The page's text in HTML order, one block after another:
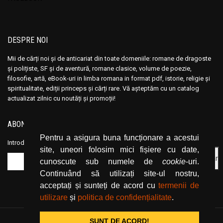
Pentru a asigura buna funcționare a acestui
site, uneori folosim mici fișiere cu date,
cunoscute sub numele de cookie-uri.
Continuând să utilizați site-ul nostru,
acceptați și sunteți de acord cutermenii de
utilizare și politica de confidențialitate.
SUNT DE ACORD!
Anatolie Panis
Anca Dan
Andocide
Andre Clot
Andre Felibien
Andre Leroi-Gourhan
Andre Malraux
Andre Maurois
Anatolie Panis
Anca Dan
Andocide
Andre Clot
Andre Felibien
Andre Leroi-Gourhan
Andre Malraux
Andre Maurois
DESPRE NOI
Mii de cărți noi și de anticariat din toate domeniile: romane de dragoste
și polițiste, SF și de aventură, romane clasice, volume de poezie,
filosofie, artă, eBook-uri in limba romana in format pdf, istorie, religie și
spiritualitate, ediții princeps și cărți rare. Vă așteptăm cu un catalog
actualizat zilnic cu noutăți și promoții!
ABONEAZĂ-TE LA NEWSLETTER
Introduceți adresa dvs. de email și dați click pe butonul de abonare.